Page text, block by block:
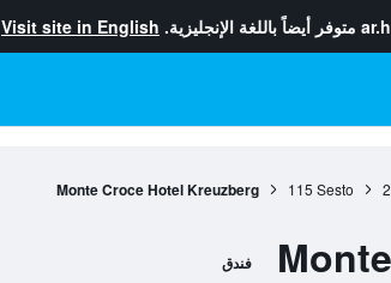
متوفر أيضاً باللغة الإنجليزية. Visit site in English
Sesto
115
Monte Croce Hotel Kreuzberg
فندق